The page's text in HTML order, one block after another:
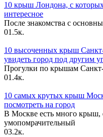
10 крыш Лондона, с
интересное
После знакомства с
01.5к.
10 высоченных крыш
увидеть город под другим
Прогулки по крышам
01.4к.
10 самых крутых крыш
посмотреть на город
В Москве есть много крыш,
умопомрачительный
03.2к.